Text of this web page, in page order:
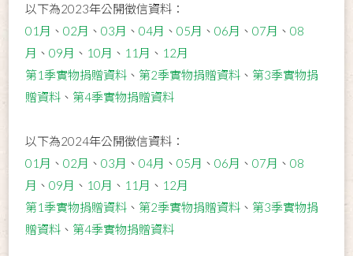
以下為2023年公開徵信資料：
01月 、02月 、03月 、04月 、05月 、06月 、07月 、08
月 、09月 、 10月 、 11月 、 12月
第1季實物捐贈資料 、 第2季實物捐贈資料 、 第3季實物捐
贈資料 、 第4季實物捐贈資料
以下為2024年公開徵信資料：
01月 、02月 、03月 、04月 、05月 、06月 、07月 、08
月 、09月 、 10月 、 11月 、 12月
第1季實物捐贈資料 、 第2季實物捐贈資料 、 第3季實物捐
贈資料 、 第4季實物捐贈資料